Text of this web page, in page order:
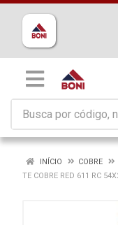
INÍCIO COBRE
TE COBRE RED 611 RC